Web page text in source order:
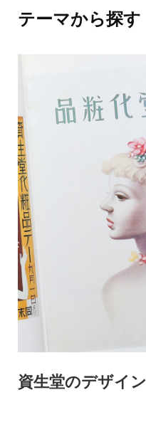
テーマから探す
資生堂のデザイン